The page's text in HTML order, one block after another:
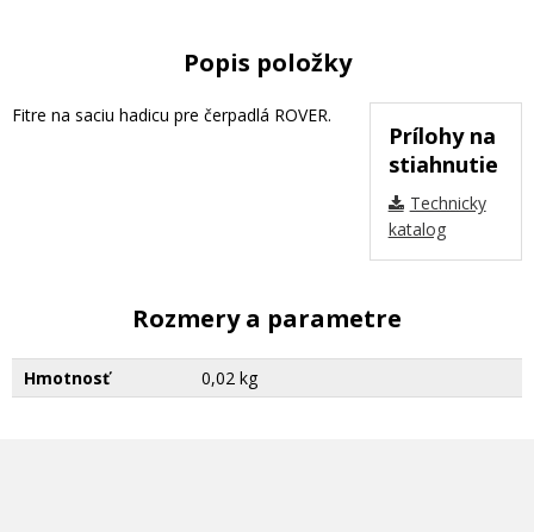
Popis položky
Prílohy na
stiahnutie
Technicky
katalog
Fitre na saciu hadicu pre čerpadlá ROVER.
Rozmery a parametre
Hmotnosť 0,02 kg